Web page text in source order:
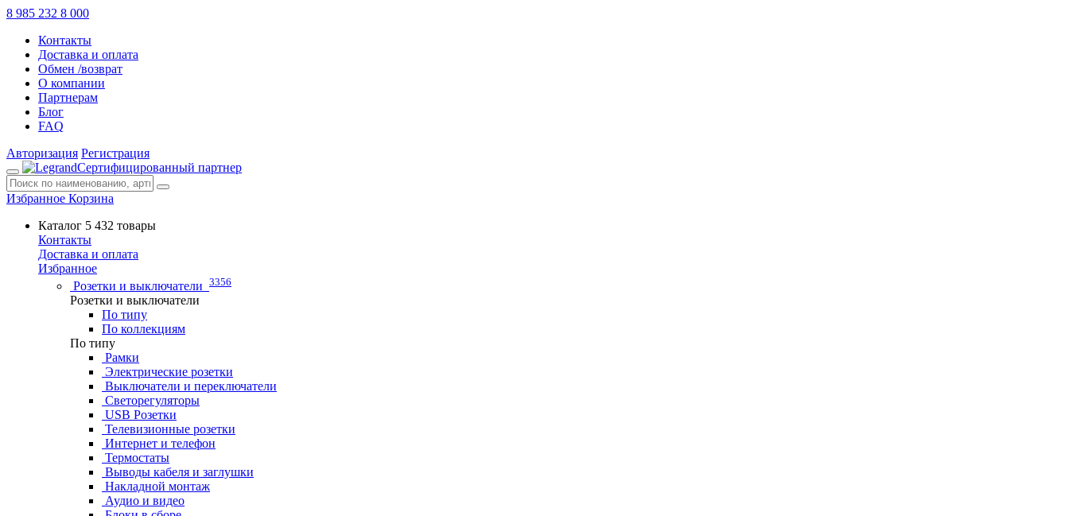
8 985 232 8 000
Контакты
Доставка и оплата
Обмен /возврат
О компании
Партнерам
Блог
FAQ
Авторизация Регистрация
Сертифицированный партнер
Избранное Корзина
Каталог 5 432 товары
Контакты
Доставка и оплата
Избранное
Розетки и выключатели 3356
Розетки и выключатели
По типу
По коллекциям
По типу
Рамки
Электрические розетки
Выключатели и переключатели
Светорегуляторы
USB Розетки
Телевизионные розетки
Интернет и телефон
Термостаты
Выводы кабеля и заглушки
Накладной монтаж
Аудио и видео